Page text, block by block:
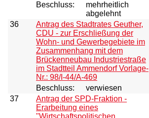
Beschluss:
mehrheitlich
abgelehnt
36
Antrag des Stadtrates Geuther,
CDU - zur Erschließung der
Wohn- und Gewerbegebiete im
Zusammenhang mit dem
Brückenneubau Industriestraße
im Stadtteil Ammendorf Vorlage-
Nr.: 98/I-44/A-469
Beschluss:
verwiesen
37
Antrag der SPD-Fraktion -
Erarbeitung eines
"Wirtschaftspolitischen